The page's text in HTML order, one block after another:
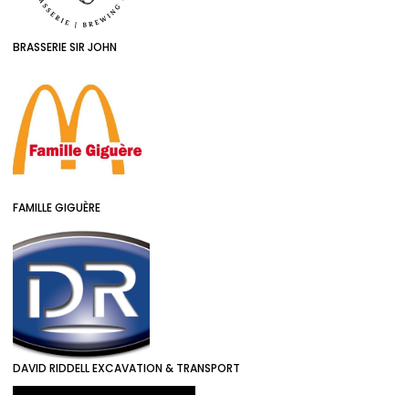
BRASSERIE SIR JOHN
FAMILLE GIGUÈRE
DAVID RIDDELL EXCAVATION & TRANSPORT